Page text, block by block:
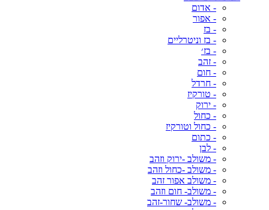
- אדום
- אפור
- בז
- בז וניטרליים
- בז׳
- זהב
- חום
- חרדל
- טורקיז
- ירוק
- כחול
- כחול וטורקיז
- כתום
- לבן
- משולב -ירוק וזהב
- משולב -כחול וזהב
- משולב אפור זהב
- משולב- חום וזהב
- משולב- שחור-זהב